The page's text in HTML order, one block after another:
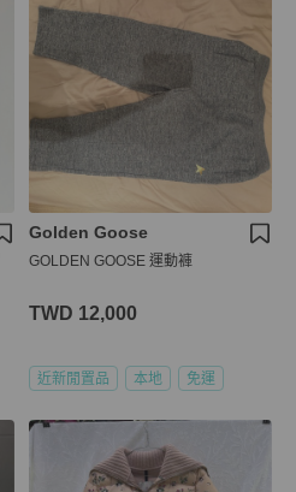
Golden Goose
GOLDEN GOOSE 運動褲
TWD 12,000
近新閒置品 本地 免運